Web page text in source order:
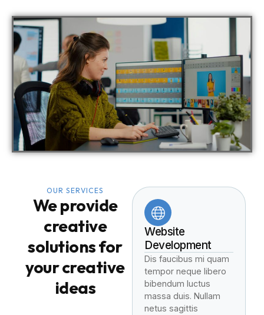
OUR SERVICES
We provide
creative
solutions for
your creative
ideas
Website
Development
Dis faucibus mi quam
tempor neque libero
bibendum luctus
massa duis. Nullam
netus sagittis